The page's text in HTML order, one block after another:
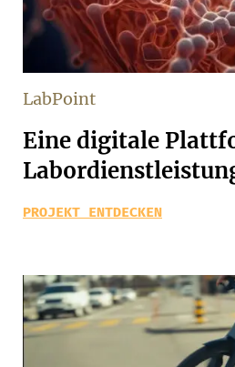
LabPoint
Eine digitale
PROJEKT ENTDECKEN